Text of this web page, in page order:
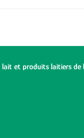
et produits laitiers de